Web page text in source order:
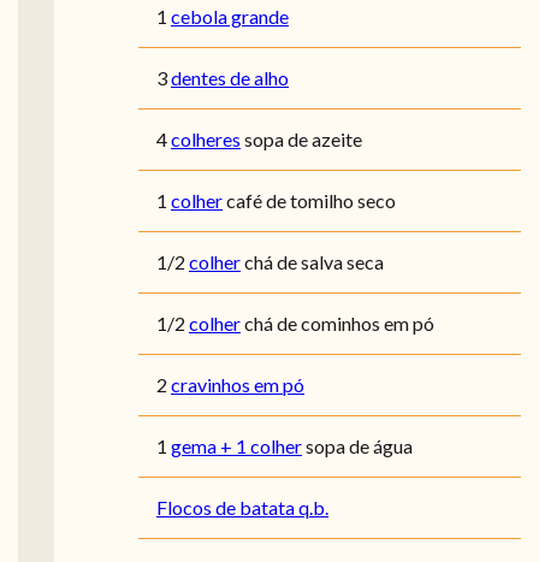
1 cebola grande
3dentes de alho
4colheres sopa de azeite
1 colhercafé de tomilho seco
1/2 colherchá de salva seca
1/2 colherchá de cominhos em pó
2 cravinhos em pó
1 gema + 1 colhersopa de água
Flocos de batata q.b.